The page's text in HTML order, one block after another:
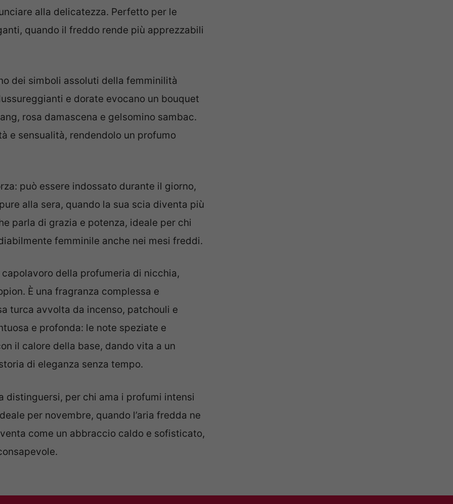
alla delicatezza. Perfetto per le
quando il freddo rende più apprezzabili
dei simboli assoluti della femminilità
e dorate evocano un bouquet
rosa damascena e gelsomino sambac.
e sensualità, rendendolo un profumo
può essere indossato durante il giorno,
alla sera, quando la sua scia diventa più
parla di grazia e potenza, ideale per chi
femminile anche nei mesi freddi.
capolavoro della profumeria di nicchia,
È una fragranza complessa e
turca avvolta da incenso, patchouli e
e profonda: le note speziate e
il calore della base, dando vita a un
di eleganza senza tempo.
distinguersi, per chi ama i profumi intensi
per novembre, quando l’aria fredda ne
come un abbraccio caldo e sofisticato,